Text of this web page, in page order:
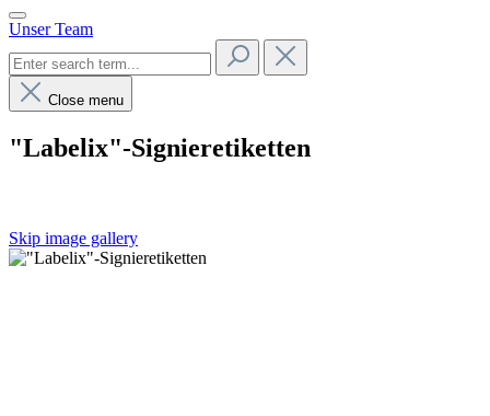
Unser Team
Close menu
"Labelix"-Signieretiketten
Skip image gallery